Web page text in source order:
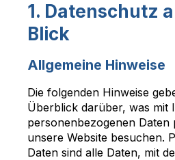
1. Datenschutz
Blick
Allgemeine Hinweise
Die folgenden Hinweise
Überblick darüber, was mit
personenbezogenen Daten
unsere Website besuchen.
Daten sind alle Daten, mit